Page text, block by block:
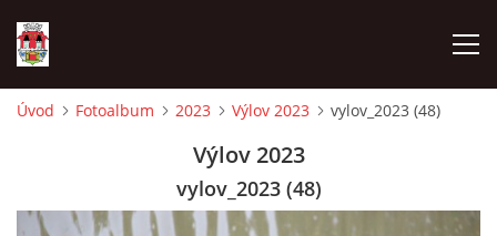
Úvod Fotoalbum 2023 Výlov 2023 vylov_2023 (48)
Výlov 2023
vylov_2023 (48)